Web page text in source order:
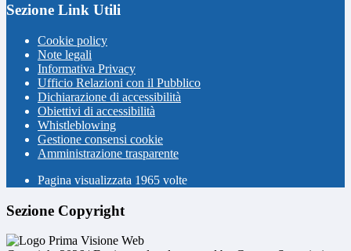
Sezione Link Utili
Cookie policy
Note legali
Informativa Privacy
Ufficio Relazioni con il Pubblico
Dichiarazione di accessibilità
Obiettivi di accessibilità
Whistleblowing
Gestione consensi cookie
Amministrazione trasparente
Pagina visualizzata 1965 volte
Sezione Copyright